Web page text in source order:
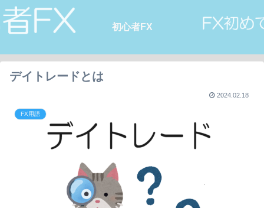
初心者FX
デイトレードとは
2024.02.18
FX用語